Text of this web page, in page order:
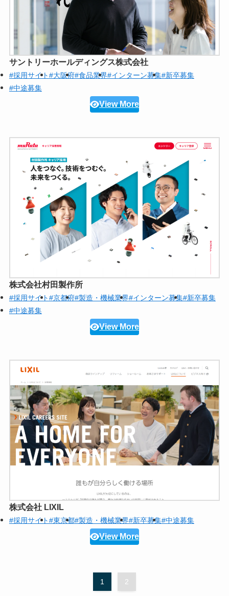
サントリーホールディングス株式会社
#採用サイト#大阪府#食品業界#インターン募集#新卒募集
#中途募集
View More
株式会社村田製作所
#採用サイト#京都府#製造・機械業界#インターン募集#新卒募集
#中途募集
View More
株式会社 LIXIL
#採用サイト#東京都#製造・機械業界#新卒募集#中途募集
View More
1 2